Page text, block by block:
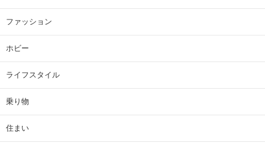
ファッション
ホビー
ライフスタイル
乗り物
住まい